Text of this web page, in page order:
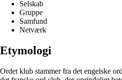
Selskab
Gruppe
Samfund
Netværk
Etymologi
Ordet klub stammer fra det engelske